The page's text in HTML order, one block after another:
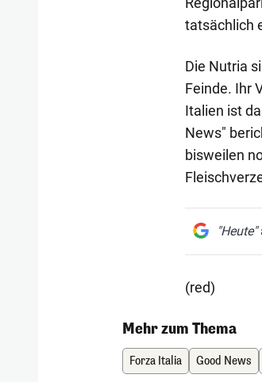
tatsächlich
Die Nutria
Feinde. Ihr
Italien ist
News"
bisweilen
"Heute"
(red)
Mehr zum Thema
Forza Italia Good News